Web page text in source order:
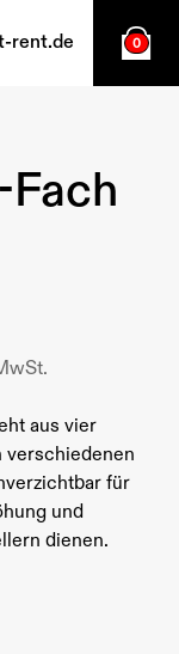
rent.de 0
aus vier
verschiedenen
für
und
dienen.